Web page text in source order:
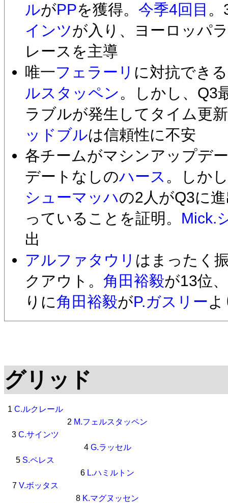
ルがPPを獲得。 今季4回目
インツが入り、ヨーロッパ
レースを主導
唯一フェラーリ に対抗でき
ルスタッペン。しかし、Q3
ラブルが発生してタイム更
ッドブルは信頼性に不安
各チームがマシンアップデ
デートなしのハース 。しか
シューマッハの2人がQ3に
っていることを証明。 Mick.
出
アルファタウリ はまったく
クアウト。 角田裕毅が13位、
りに角田裕毅がP.ガスリー
グリッド
1 C.ルクレール
2 M.フェルスタッペン
3 C.サインツ
4 G.ラッセル
5 S.ペレス
6 L.ハミルトン
7 V.ボッタス
8 K.マグヌッセン